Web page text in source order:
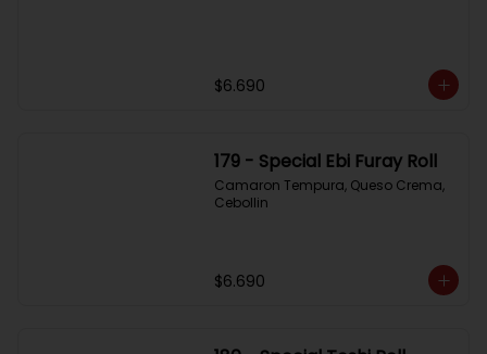
$6.690
179 - Special Ebi Furay Roll
Camaron Tempura, Queso Crema,
Cebollin
$6.690